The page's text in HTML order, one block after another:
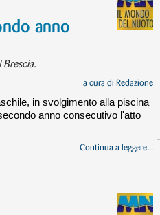
anno
a cura di Redazione
in svolgimento alla piscina
anno consecutivo l'atto
Continua a leggere...